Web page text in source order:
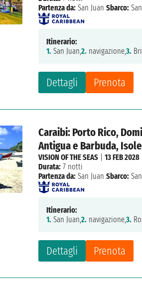
Dettagli Prenota
Partenza da: San Juan Sbarco:
Itinerario:
1. San Juan,2. navigazione,3.
Caraibi: Porto Rico,
Antigua e Barbuda,
Dettagli Prenota
VISION OF THE SEAS |13 FEB 2028
Durata: 7 notti
Partenza da: San Juan Sbarco:
Itinerario:
1. San Juan,2. navigazione,3.